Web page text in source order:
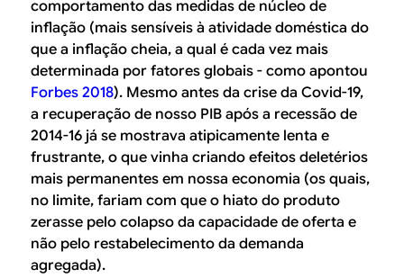
comportamento das medidas de núcleo de
inflação (mais sensíveis à atividade doméstica do
que a inflação cheia, a qual é cada vez mais
determinada por fatores globais - como apontou
Forbes 2018). Mesmo antes da crise da Covid-19,
a recuperação de nosso PIB após a recessão de
2014-16 já se mostrava atipicamente lenta e
frustrante, o que vinha criando efeitos deletérios
mais permanentes em nossa economia (os quais,
no limite, fariam com que o hiato do produto
zerasse pelo colapso da capacidade de oferta e
não pelo restabelecimento da demanda
agregada).